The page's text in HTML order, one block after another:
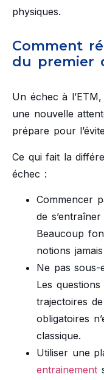
physiques.
Comment
du premier
Un échec à
une nouvelle
prépare pour
Ce qui fait la
échec :
Commencer
de
Beaucoup
notions
Ne pas sous-
Les
trajectoires
obligatoires
classique.
Utiliser une
entrainement